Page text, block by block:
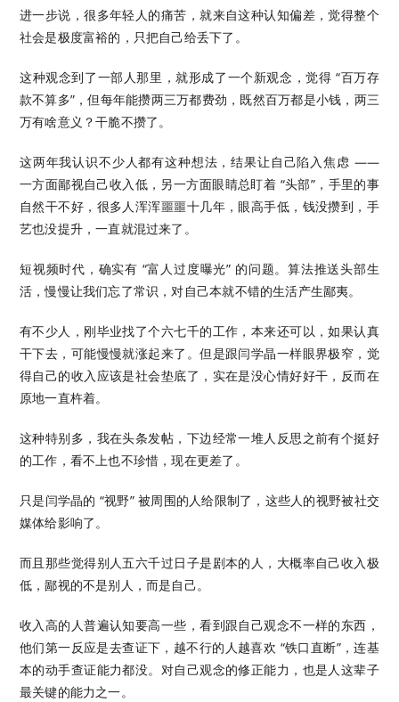
进一步说，很多年轻人的痛苦，就来自这种认知偏差，觉得整个
社会是极度富裕的，只把自己给丢下了。
这种观念到了一部人那里，就形成了一个新观念，觉得 “百万存
款不算多”，但每年能攒两三万都费劲，既然百万都是小钱，两三
万有啥意义？干脆不攒了。
这两年我认识不少人都有这种想法，结果让自己陷入焦虑 ——
一方面鄙视自己收入低，另一方面眼睛总盯着 “头部”，手里的事
自然干不好，很多人浑浑噩噩十几年，眼高手低，钱没攒到，手
艺也没提升，一直就混过来了。
短视频时代，确实有 “富人过度曝光” 的问题。算法推送头部生
活，慢慢让我们忘了常识，对自己本就不错的生活产生鄙夷。
有不少人，刚毕业找了个六七千的工作，本来还可以，如果认真
干下去，可能慢慢就涨起来了。但是跟闫学晶一样眼界极窄，觉
得自己的收入应该是社会垫底了，实在是没心情好好干，反而在
原地一直杵着。
这种特别多，我在头条发帖，下边经常一堆人反思之前有个挺好
的工作，看不上也不珍惜，现在更差了。
只是闫学晶的 “视野” 被周围的人给限制了，这些人的视野被社交
媒体给影响了。
而且那些觉得别人五六千过日子是剧本的人，大概率自己收入极
低，鄙视的不是别人，而是自己。
收入高的人普遍认知要高一些，看到跟自己观念不一样的东西，
他们第一反应是去查证下，越不行的人越喜欢 “铁口直断”，连基
本的动手查证能力都没。对自己观念的修正能力，也是人这辈子
最关键的能力之一。